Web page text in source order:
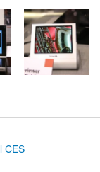
オフィスチェア
上げ式アームレスト
pc 事務椅子 360度回
ベース 通気性メッシ
黒枠+黒足)
ア 人間工学 疲れない
ビジネス向けプレミア
WT | 31.5型4K
ベーシック ペット
捨て 無香料 ホワイト
枚) ホワイト(吸収面:
CES